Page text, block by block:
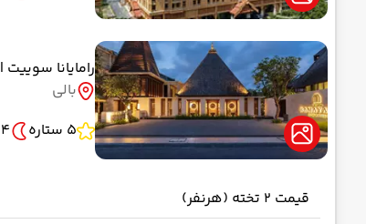
رامایانا سوییت | RAMAYANA
بالی
5 ستاره
4 شب
قیمت 2 تخته (هرنفر)